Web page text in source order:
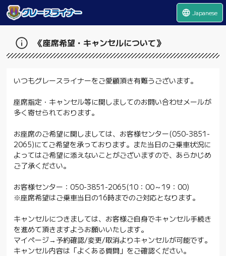
《座席希望・キャンセルについて》
いつもグレースライナーをご愛顧頂き有難うございます。
座席指定・キャンセル等に関しましてのお問い合わせメールが
多く寄せられております。
お座席のご希望に関しましては、お客様センター(050-3851-
2065)にてご希望を承っております。また当日のご乗車状況に
よってはご希望に添えないことがございますので、あらかじめ
ご了承ください。
お客様センター：050-3851-2065(10：00～19：00)
※座席希望はご乗車当日の16時までのご対応となります。
キャンセルにつきましては、お客様ご自身でキャンセル手続き
を進めて頂きますようお願いいたします。
マイページ→予約確認/変更/取消よりキャンセルが可能です。
キャンセル内容は「よくある質問」をご確認ください。
language Japanese